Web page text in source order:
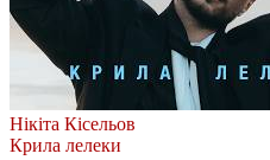
Нікіта Кісельов
Крила лелеки